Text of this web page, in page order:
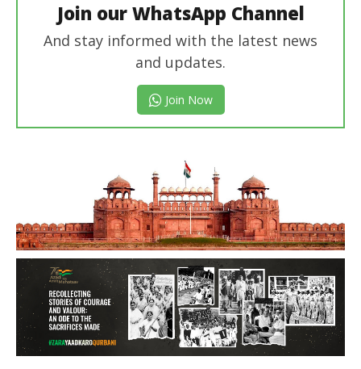
Join our WhatsApp Channel
And stay informed with the latest news
and updates.
Join Now